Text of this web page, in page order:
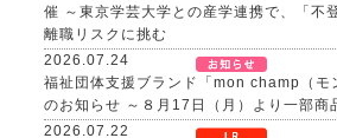
催 ～東京学芸大学との産学連携で、「不
離職リスクに挑む
2026.07.24
福祉団体支援ブランド「mon champ（モ
のお知らせ ～８月17日（月）より一部商
2026.07.22